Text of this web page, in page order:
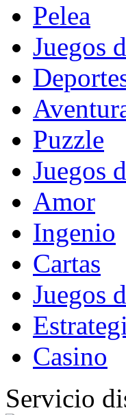
Pelea
Juegos
Puzzle
Juegos
Amor
Ingenio
Cartas
Juegos
Casino
Servicio